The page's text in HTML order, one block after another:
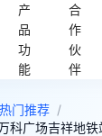
产
品
功
能
合
作
伙
伴
门推荐 /
科广场吉祥地